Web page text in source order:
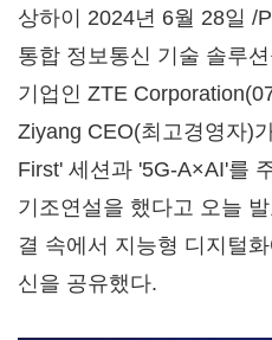
상하이 2024년 6월 28일 /
통합 정보통신 기술 솔루
기업인 ZTE
Ziyang CEO(최고경영자)
First' 세션과 '5G-A×AI'를
기조연설을 했다고 오늘
결 속에서 지능형 디지털
신을 공유했다.